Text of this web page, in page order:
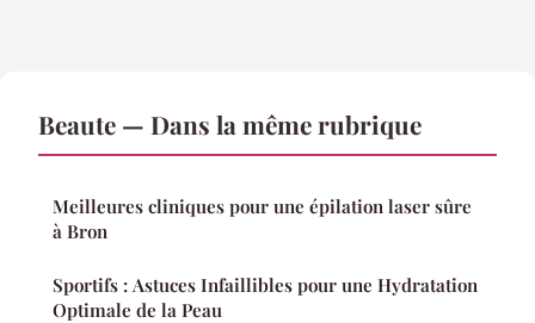
Beaute — Dans la même rubrique
Meilleures cliniques pour une épilation laser sûre
à Bron
Sportifs : Astuces Infaillibles pour une Hydratation
Optimale de la Peau